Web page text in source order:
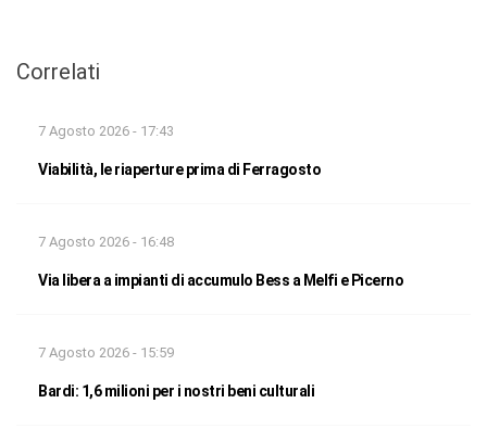
Correlati
7 Agosto 2026 - 17:43
Viabilità, le riaperture prima di Ferragosto
7 Agosto 2026 - 16:48
Via libera a impianti di accumulo Bess a Melfi e Picerno
7 Agosto 2026 - 15:59
Bardi: 1,6 milioni per i nostri beni culturali